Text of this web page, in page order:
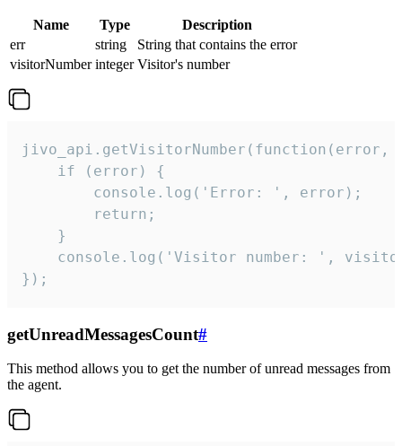
Name Type
Description
err
string
String that contains the error
visitorNumber integer Visitor's number
jivo_api.getVisitorNumber(function(error,
    if (error) {
        console.log('Error: ', error);
        return;
    }
console.log('Visitor number: ',
});
getUnreadMessagesCount#
This method allows you to get the number of unread messages from
the agent.